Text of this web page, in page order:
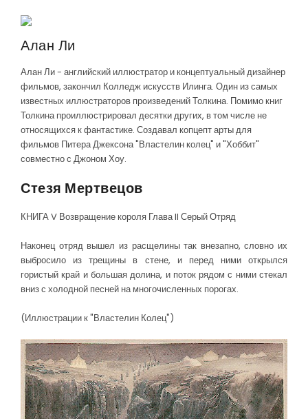
Алан Ли
Алан Ли - английский иллюстратор и концептуальный дизайнер
фильмов, закончил Колледж искусств Илинга. Один из самых
известных иллюстраторов произведений Толкина. Помимо книг
Толкина проиллюстрировал десятки других, в том числе не
относящихся к фантастике. Создавал копцепт арты для
фильмов Питера Джексона "Властелин колец" и "Хоббит"
совместно с Джоном Хоу.
Стезя Мертвецов
КНИГА V Возвращение короля Глава II Серый Отряд
Наконец отряд вышел из расщелины так внезапно, словно их
выбросило из трещины в стене, и перед ними открылся
гористый край и большая долина, и поток рядом с ними стекал
вниз с холодной песней на многочисленных порогах.
(Иллюстрации к "Властелин Колец")